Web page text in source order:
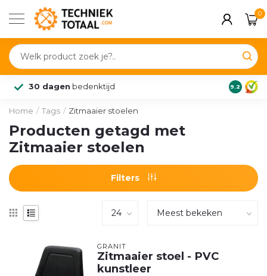
0
30 dagen bedenktijd 9.2
Home / Tags / Zitmaaier stoelen
Producten getagd met
Zitmaaier stoelen
Filters
GRANIT
Zitmaaier stoel - PVC
kunstleer